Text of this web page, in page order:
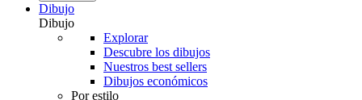
Dibujo
Dibujo
Explorar
Descubre los dibujos
Nuestros best sellers
Dibujos económicos
Por estilo